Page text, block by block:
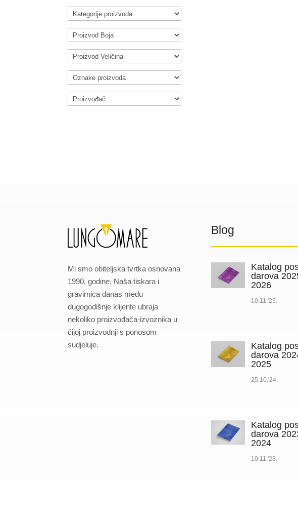
Mi smo obiteljska tvrtka osnovana
1990. godine. Naša tiskara i
gravirnica danas među
dugogodišnje klijente ubraja
nekoliko proizvođača-izvoznika u
čijoj proizvodnji s ponosom
sudjeluje.
Blog
Katalog
darova
2026
10.11.'25.
Katalog
darova
2025
25.10.'24.
Katalog
darova
2024
10.11.'23.